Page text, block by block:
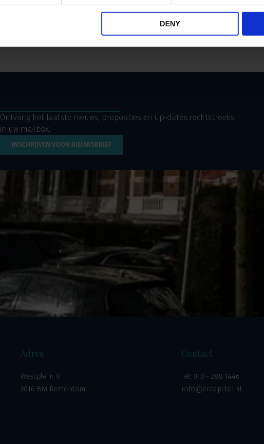
DENY
ER Capital hecht waarde aan persoonlijk contact. Wij gaan graag
Wij zijn bereikbaar per mail viainfo@ercapital.nlof telefonisch op
Ontvang het laatste nieuws, proposities en up-dates rechtstreeks
in uw mailbox.
INSCHRIJVEN VOOR NIEUWSBRIEF
Adres
Westplein 9
3016 BM Rotterdam
Contact
Tel: 010 - 288 1446
info@ercapital.nl